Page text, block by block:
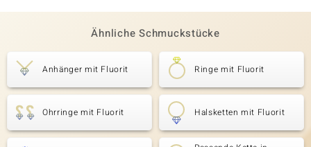
Ähnliche Schmuckstücke
Anhänger mit Fluorit Ringe mit Fluorit
Ohrringe mit Fluorit Halsketten mit Fluorit